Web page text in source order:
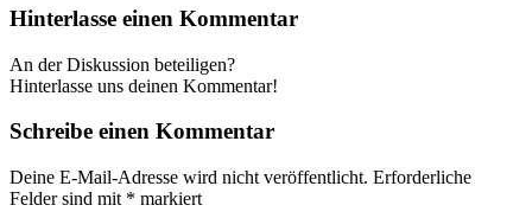
Hinterlasse einen Kommentar
An der Diskussion beteiligen?
Hinterlasse uns deinen Kommentar!
Schreibe einen Kommentar
Deine E-Mail-Adresse wird nicht veröffentlicht. Erforderliche
Felder sind mit * markiert